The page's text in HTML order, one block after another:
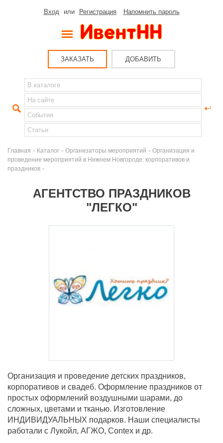
Вход или Регистрация Напомнить пароль
ЗАКАЗАТЬ ДОБАВИТЬ
Главная - Каталог - Организаторы мероприятий - Организация и
проведение мероприятий в Нижнем Новгороде: корпоративов и
праздников -
АГЕНТСТВО ПРАЗДНИКОВ
"ЛЕГКО"
Организация и проведение детских праздников,
корпоративов и свадеб. Оформление праздников от
простых оформлений воздушными шарами, до
сложных, цветами и тканью. Изготовление
ИНДИВИДУАЛЬНЫХ подарков. Наши специалисты
работали с Лукойл, АГЖО, Contex и др.